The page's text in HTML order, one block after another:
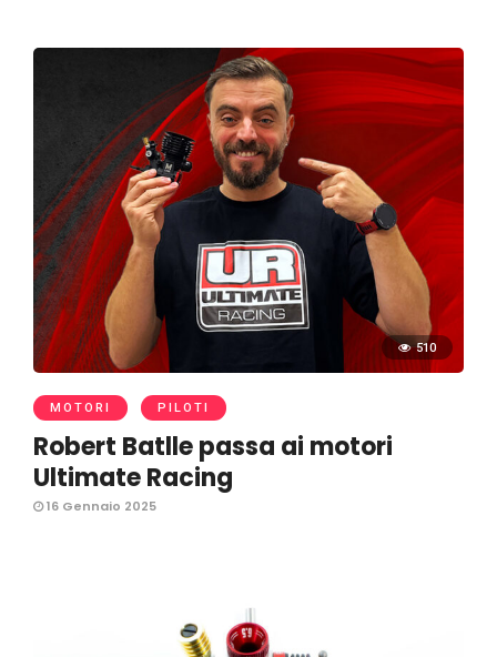
510
MOTORI PILOTI
Robert Batlle passa ai motori
Ultimate Racing
16 Gennaio 2025